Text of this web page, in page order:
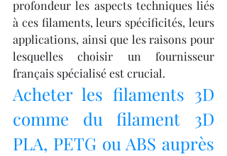
profondeur les aspects techniques liés
à ces filaments, leurs spécificités, leurs
applications, ainsi que les raisons pour
lesquelles choisir un fournisseur
français spécialisé est crucial.
Acheter les filaments 3D
comme du filament 3D
PLA, PETG ou ABS auprès